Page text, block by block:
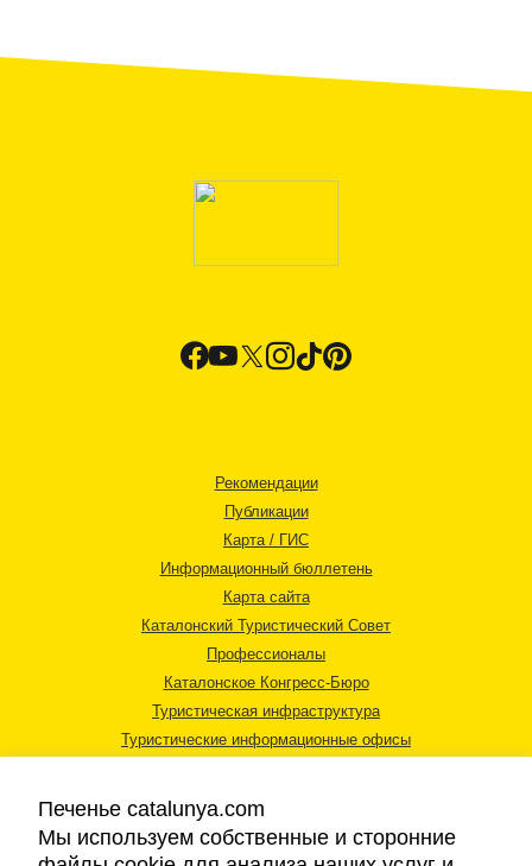
Рекомендации
Публикации
Карта / ГИС
Информационный бюллетень
Карта сайта
Каталонский Туристический Совет
Профессионалы
Каталонское Конгресс-Бюро
Туристическая инфраструктура
Туристические информационные офисы
Печенье catalunya.com
Мы используем собственные и сторонние